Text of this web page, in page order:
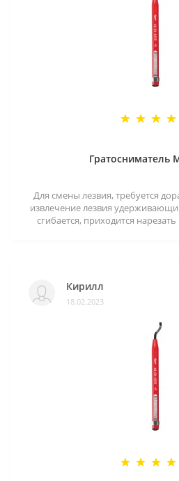
Гратосниматель
Для смены лезвия, требуется
извлечение лезвия
сгибается, приходится нарезать
Кирилл
18.02.2023